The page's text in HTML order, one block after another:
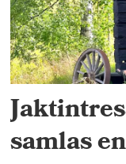
samlas